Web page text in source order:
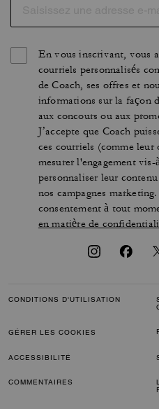
En vous inscrivant, vous
courriels personnalisés
de Coach, ses offres et
informations sur la façon
aux concours ou aux
J’accepte que Coach
ces courriels (comme
mesurer l'engagement
personnaliser leur
nos campagnes
consentement à tout
en matière de
CONDITIONS D'UTILISATION
GÉRER LES COOKIES
ACCESSIBILITÉ
COMMENTAIRES